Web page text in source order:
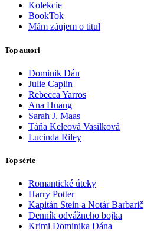
Kolekcie
BookTok
Mám záujem o titul
Top autori
Dominik Dán
Julie Caplin
Rebecca Yarros
Ana Huang
Sarah J. Maas
Táňa Keleová Vasilková
Lucinda Riley
Top série
Romantické úteky
Harry Potter
Kapitán Stein a Notár Barbarič
Denník odvážneho bojka
Krimi Dominika Dána